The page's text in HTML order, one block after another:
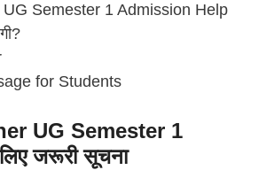
UG Semester 1 Admission Help
for Students
UG Semester 1
जरूरी सूचना